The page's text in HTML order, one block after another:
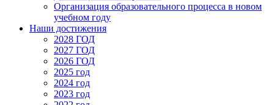
Организация образовательного процесса в новом
учебном году
Наши достижения
2028 ГОД
2027 ГОД
2026 ГОД
2025 год
2024 год
2023 год